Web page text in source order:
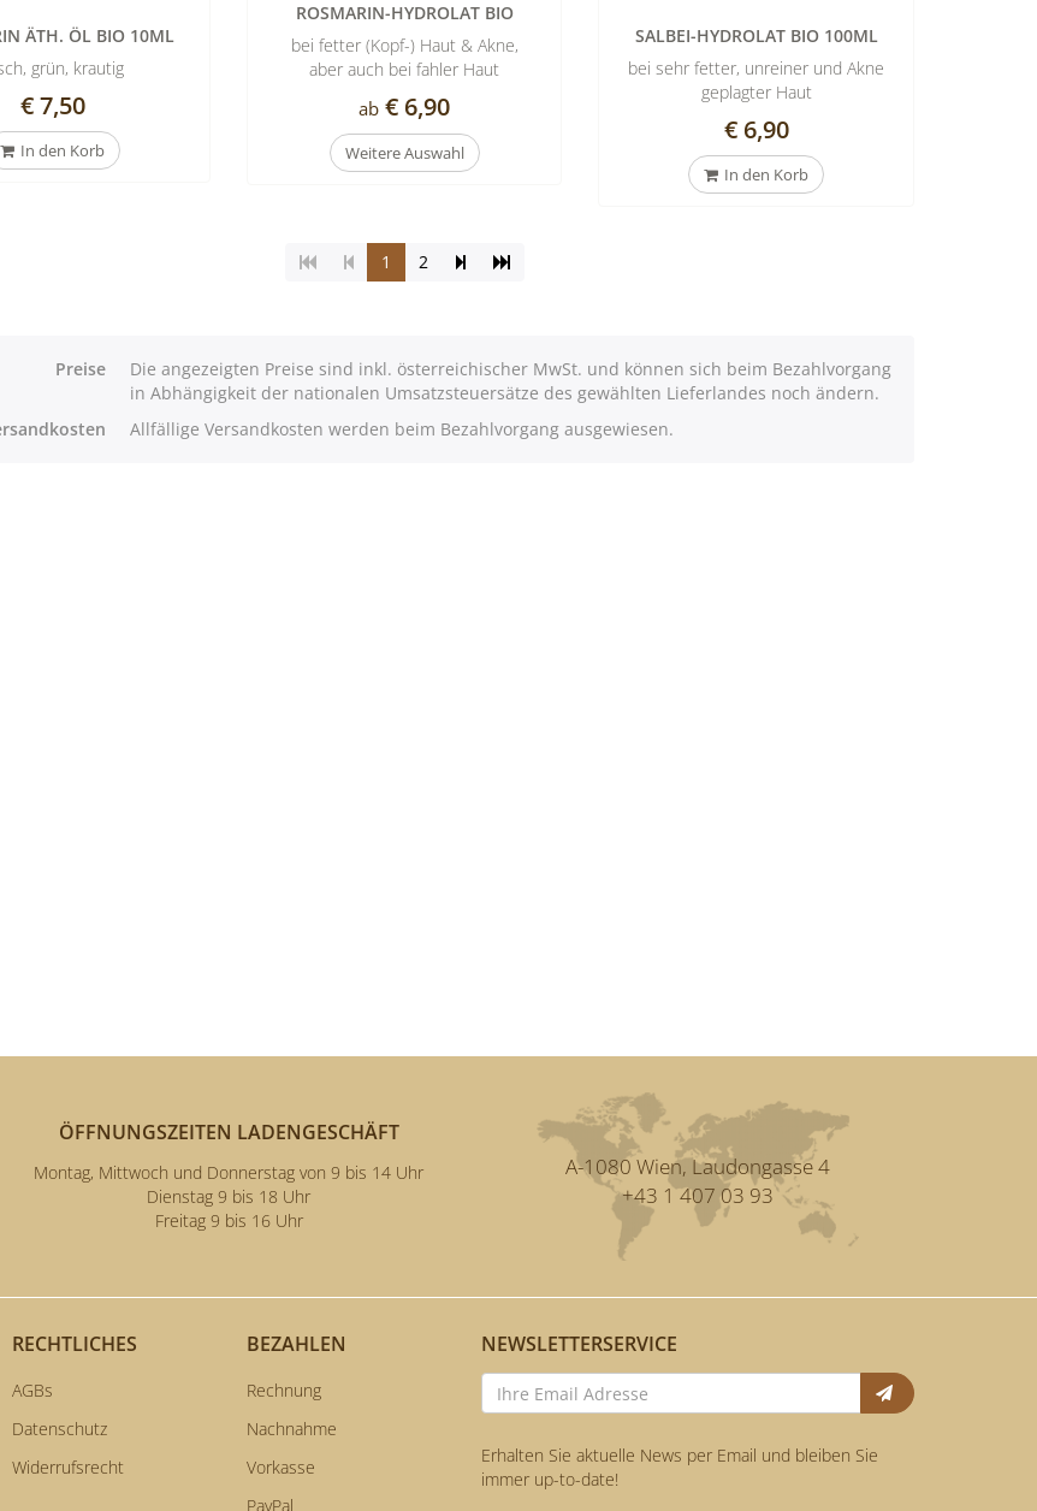
ÄTH. ÖL BIO 10ML
grün, krautig
€ 7,50
In den Korb
ROSMARIN-HYDROLAT BIO
bei fetter (Kopf-) Haut & Akne,
aber auch bei fahler Haut
ab € 6,90
Weitere Auswahl
SALBEI-HYDROLAT BIO 100ML
bei sehr fetter, unreiner und Akne
geplagter Haut
€ 6,90
In den Korb
1 (Aktuelle
Seite)
2
Seite Zur
Preise
Die angezeigten Preise sind inkl. österreichischer MwSt. und können sich beim Bezahlvorgang
in Abhängigkeit der nationalen Umsatzsteuersätze des gewählten Lieferlandes noch ändern.
Allfällige Versandkosten werden beim Bezahlvorgang ausgewiesen.
ÖFFNUNGSZEITEN LADENGESCHÄFT
Montag, Mittwoch und Donnerstag von 9 bis 14 Uhr
Dienstag 9 bis 18 Uhr
Freitag 9 bis 16 Uhr
A-1080 Wien, Laudongasse 4
+43 1 407 03 93
RECHTLICHES
AGBs
Datenschutz
Widerrufsrecht
BEZAHLEN
Rechnung
Nachnahme
Vorkasse
PayPal
NEWSLETTERSERVICE
Anmelden
Erhalten Sie aktuelle News per Email und bleiben Sie
immer up-to-date!